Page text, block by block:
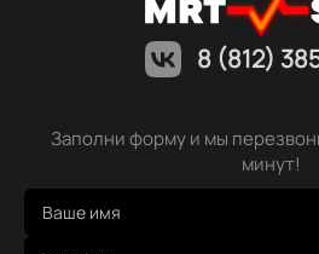
8 (812)
Заполни форму и мы
минут!